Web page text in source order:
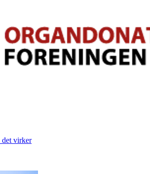
virker